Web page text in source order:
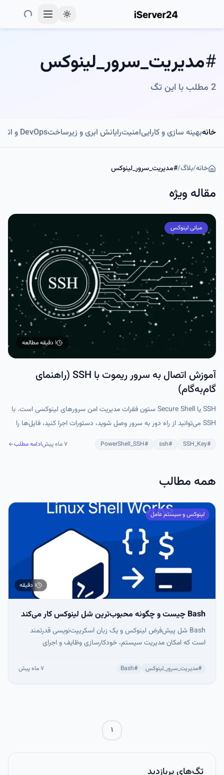
Toggle theme
#مدیریت_سرور_لینوکس
2 مطلب با این تگ
خانهبهینه سازی و کاراییامنیترایانش ابری و زیرساختDevOps و اتوماسیون
خانه/بلاگ/
#مدیریت_سرور_لینوکس
مقاله ویژه
مبانی لینوکس
۱ دقیقه مطالعه
آموزش اتصال به سرور ریموت با SSH (راهنمای
گام‌به‌گام)
SSH یا Secure Shell ستون فقرات مدیریت امن سرورهای لینوکسی است. با
SSH می‌توانید از راه دور به سرور وصل شوید، دستورات اجرا کنید، فایل‌ها را
#
SSH_Key
#
ssh
#
PowerShell_SSH ۷ ماه پیش ادامه مطلب
همه مطالب
لینوکس و سیستم عامل
۱ دقیقه
Bash چیست و چگونه محبوب‌ترین شل لینوکس کار می‌کند
Bash شل پیش‌فرض لینوکس و یک زبان اسکریپت‌نویسی قدرتمند
است که امکان مدیریت سیستم، خودکارسازی وظایف و اجرای
متغیرها و تاریخچه دستورات، Bash ستون اصلی DevOps و مدیریت
#مدیریت_سرور_لینوکس #
Bash ۷ ماه پیش
۱
تگ‌های پربازدید